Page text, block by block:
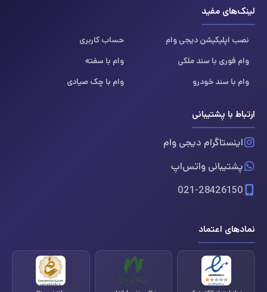
لینک‌های مفید
نصب اپلیکیشن دیجی وام
حساب کاربری
وام فوری با سند ملکی
وام با سفته
وام با سند خودرو
وام با چک صیادی
ارتباط با پشتیبانی
اینستاگرام دیجی وام
پشتیبانی واتس‌اپ
021-28426150
نمادهای اعتماد